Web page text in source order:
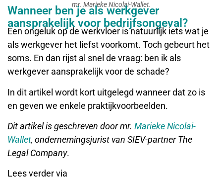
mr. Marieke Nicolai-Wallet.
Wanneer ben je als werkgever
aansprakelijk voor bedrijfsongeval?
Een ongeluk op de werkvloer is natuurlijk iets wat je
als werkgever het liefst voorkomt. Toch gebeurt het
soms. En dan rijst al snel de vraag: ben ik als
werkgever aansprakelijk voor de schade?
In dit artikel wordt kort uitgelegd wanneer dat zo is
en geven we enkele praktijkvoorbeelden.
Dit artikel is geschreven door mr. Marieke Nicolai-
Wallet, ondernemingsjurist van SIEV-partner The
Legal Company.
Lees verder via